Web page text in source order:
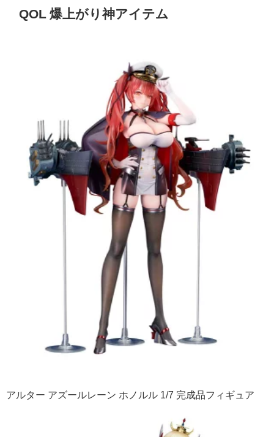
QOL 爆上がり神アイテム
アルター アズールレーン ホノルル 1/7 完成品フィギュア